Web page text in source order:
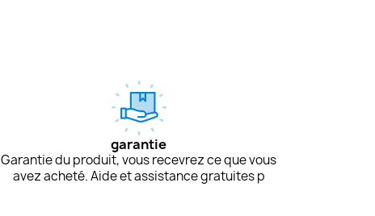
garantie
Garantie du produit, vous recevrez ce que vous
avez acheté. Aide et assistance gratuites p